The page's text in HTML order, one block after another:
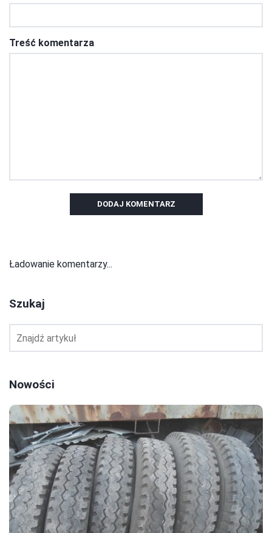
Treść komentarza
DODAJ KOMENTARZ
Ładowanie komentarzy...
Szukaj
Nowości